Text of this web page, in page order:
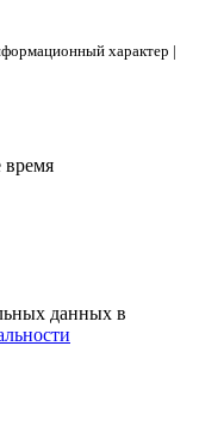
характер |
время
данных в